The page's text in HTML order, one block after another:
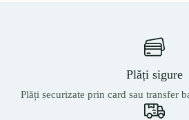
Plăți sigure
Plăți securizate prin card sau transfer